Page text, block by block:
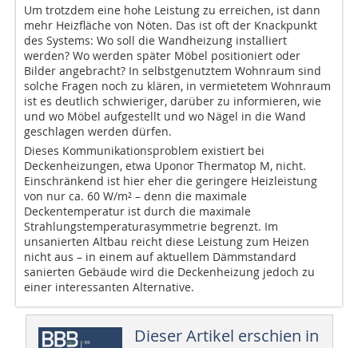
Um trotzdem eine hohe Leistung zu erreichen, ist dann
mehr Heizfläche von Nöten. Das ist oft der Knackpunkt
des Systems: Wo soll die Wandheizung installiert
werden? Wo werden später Möbel positioniert oder
Bilder angebracht? In selbstgenutztem Wohnraum sind
solche Fragen noch zu klären, in vermietetem Wohnraum
ist es deutlich schwieriger, darüber zu informieren, wie
und wo Möbel aufgestellt und wo Nägel in die Wand
geschlagen werden dürfen.
Dieses Kommunikationsproblem existiert bei
Deckenheizungen, etwa Uponor Thermatop M, nicht.
Einschränkend ist hier eher die geringere Heizleistung
von nur ca. 60 W/m² – denn die maximale
Deckentemperatur ist durch die maximale
Strahlungstemperaturasymmetrie begrenzt. Im
unsanierten Altbau reicht diese Leistung zum Heizen
nicht aus – in einem auf aktuellem Dämmstandard
sanierten Gebäude wird die Deckenheizung jedoch zu
einer interessanten Alternative.
Dieser Artikel erschien in